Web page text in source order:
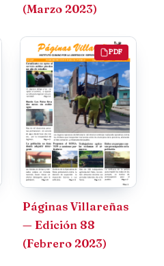
(Marzo 2023)
PDF
Páginas Villareñas
— Edición 88
(Febrero 2023)